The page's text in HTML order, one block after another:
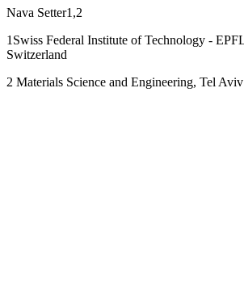
Nava Setter1,2
1Swiss Federal Institute of Technology -
Switzerland
2 Materials Science and Engineering, Tel